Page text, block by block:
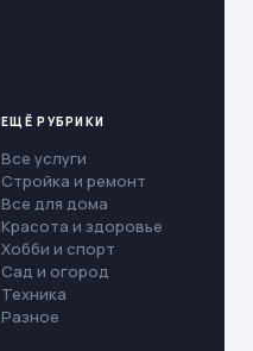
ЕЩЁ РУБРИКИ
Все услуги
Стройка и ремонт
Все для дома
Красота и здоровье
Хобби и спорт
Сад и огород
Техника
Разное